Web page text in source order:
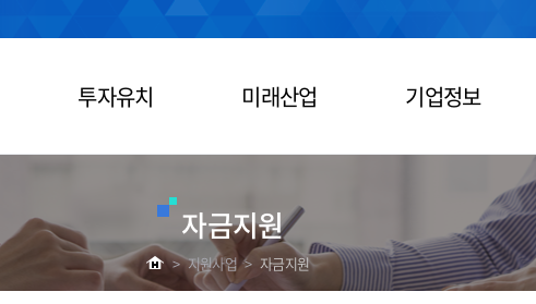
투자유치 미래산업 기업정보
자금지원
> 지원사업 > 자금지원